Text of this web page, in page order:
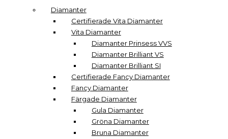
Diamanter
Certifierade Vita Diamanter
Vita Diamanter
Diamanter Prinsess VVS
Diamanter Brilliant VS
Diamanter Brilliant SI
Certifierade Fancy Diamanter
Fancy Diamanter
Färgade Diamanter
Gula Diamanter
Gröna Diamanter
Bruna Diamanter